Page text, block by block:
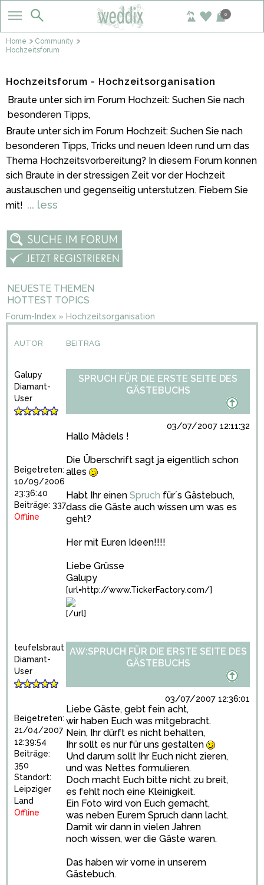
0
Home
Community
Hochzeitsforum
Hochzeitsforum - Hochzeitsorganisation
Braute unter sich im Forum Hochzeit: Suchen Sie nach
besonderen Tipps,
Braute unter sich im Forum Hochzeit: Suchen Sie nach
besonderen Tipps, Tricks und neuen Ideen rund um das
Thema Hochzeitsvorbereitung? In diesem Forum konnen
sich Braute in der stressigen Zeit vor der Hochzeit
austauschen und gegenseitig unterstutzen. Fiebern Sie
mit! ... less
NEUESTE THEMEN
HOTTEST TOPICS
Forum-Index » Hochzeitsorganisation
AUTOR BEITRAG
Galupy
Diamant-
User
Beigetreten:
10/09/2006
23:36:40
Beiträge: 337
Offline
SPRUCH FÜR DIE ERSTE SEITE DES
GÄSTEBUCHS
03/07/2007 12:11:32
Hallo Mädels !
Die Überschrift sagt ja eigentlich schon
alles
Habt Ihr einen Spruch für´s Gästebuch,
dass die Gäste auch wissen um was es
geht?
Her mit Euren Ideen!!!!
Liebe Grüsse
Galupy
[url=http://www.TickerFactory.com/]
[/url]
teufelsbraut
Diamant-
User
Beigetreten:
21/04/2007
12:39:54
Beiträge:
350
Standort:
Leipziger
Land
Offline
AW:SPRUCH FÜR DIE ERSTE SEITE DES
GÄSTEBUCHS
03/07/2007 12:36:01
Liebe Gäste, gebt fein acht,
wir haben Euch was mitgebracht.
Nein, Ihr dürft es nicht behalten,
Ihr sollt es nur für uns gestalten
Und darum sollt Ihr Euch nicht zieren,
und was Nettes formulieren.
Doch macht Euch bitte nicht zu breit,
es fehlt noch eine Kleinigkeit.
Ein Foto wird von Euch gemacht,
was neben Eurem Spruch dann lacht.
Damit wir dann in vielen Jahren
noch wissen, wer die Gäste waren.
Das haben wir vorne in unserem
Gästebuch.